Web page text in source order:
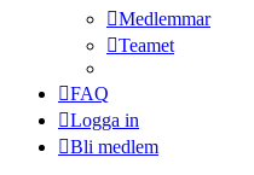
Medlemmar
Teamet
FAQ
Logga in
Bli medlem